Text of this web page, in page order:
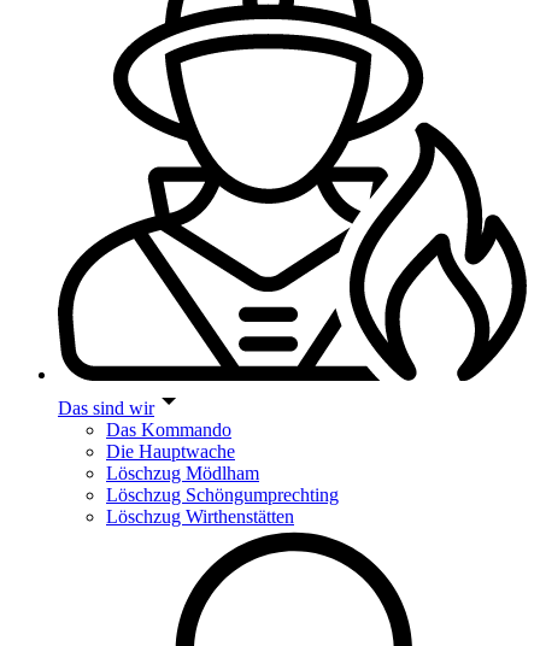
Das sind wir
Das Kommando
Die Hauptwache
Löschzug Mödlham
Löschzug Schöngumprechting
Löschzug Wirthenstätten